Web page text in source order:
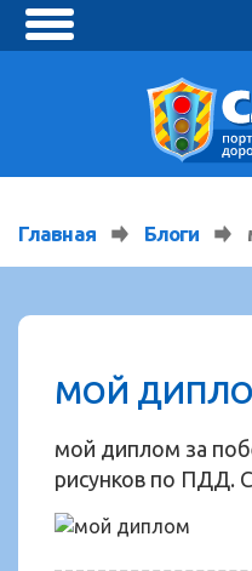
toggle
Главная Блоги
МОЙ
мой диплом за
рисунков по ПДД.